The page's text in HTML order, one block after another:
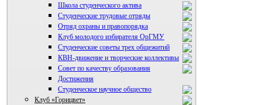
Школа студенческого актива
Студенческие трудовые отряды
Отряд охраны и правопорядка
Клуб молодого избирателя ОрГМУ
Студенческие советы трех общежитий
КВН-движение и творческие коллективы
ВИА "Полигон"
Совет по качеству образования
Достижения
Студенческое научное общество
Клуб «Горицвет»